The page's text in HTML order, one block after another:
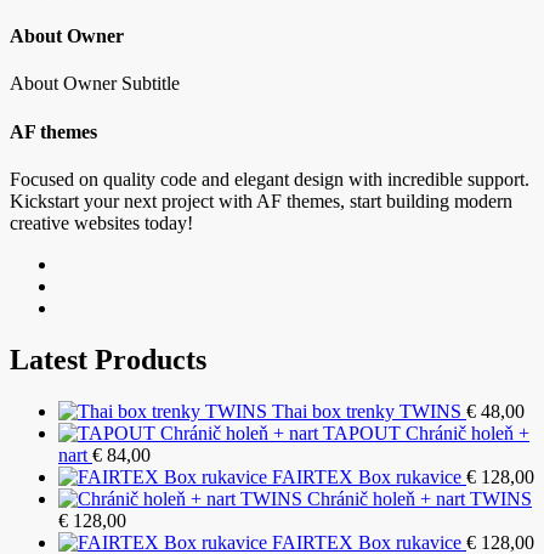
About Owner
About Owner Subtitle
AF themes
Focused on quality code and elegant design with incredible support.
Kickstart your next project with AF themes, start building modern
creative websites today!
Latest Products
Thai box trenky TWINS € 48,00
TAPOUT Chránič holeň +
nart € 84,00
FAIRTEX Box rukavice € 128,00
Chránič holeň + nart TWINS
€ 128,00
FAIRTEX Box rukavice € 128,00